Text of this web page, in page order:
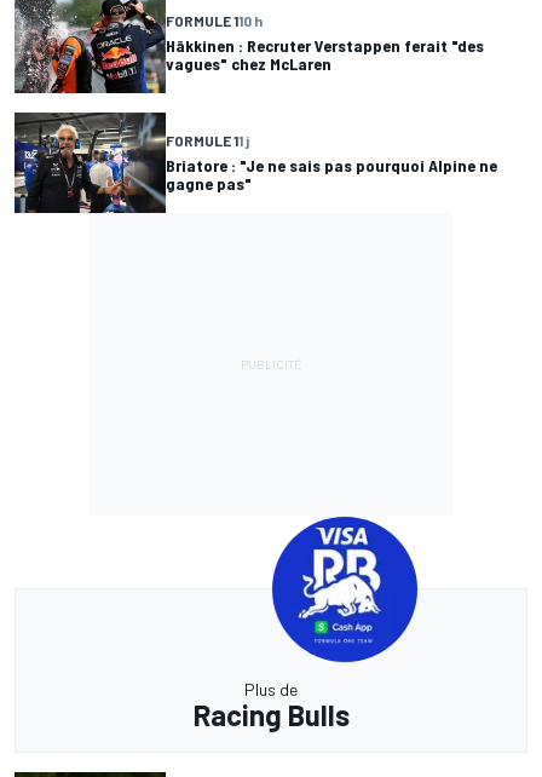
FORMULE 110 h
Häkkinen : Recruter Verstappen ferait "des
vagues" chez McLaren
FORMULE 11 j
Briatore : "Je ne sais pas pourquoi Alpine ne
gagne pas"
Plus de
Racing Bulls